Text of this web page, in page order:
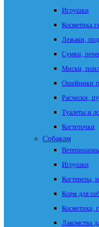
Игрушки
Косметика
Лежаки,
Сумки,
Миски,
Ошейники
Расчески,
Туалеты и
Когтеточки
Собакам
Игрушки
Когтерезы,
Корм для
Косметика,
Лакомства